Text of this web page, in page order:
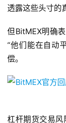
透露这些头寸的
但BitMEX明确
“他们能在自动
偿。
杠杆期货交易